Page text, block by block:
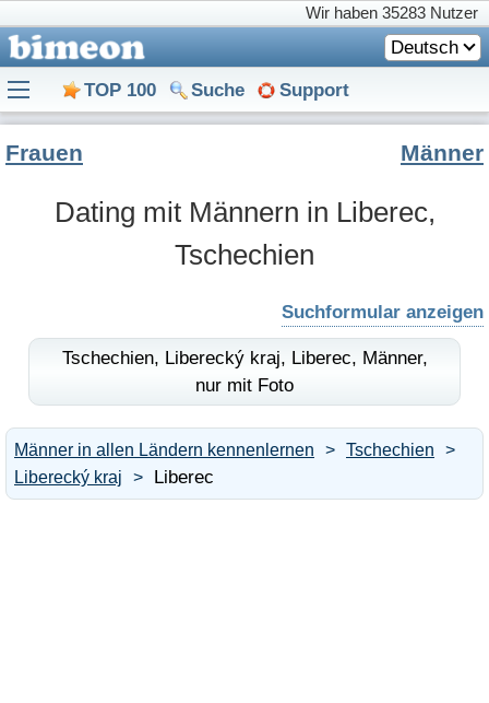
Wir haben 35283 Nutzer
Deutsch
TOP 100 Suche Support
Dating mit Männern in Liberec,
Tschechien
Frauen Männer
Suchformular anzeigen
Tschechien, Liberecký kraj, Liberec, Männer,
nur mit Foto
Männer in allen Ländern kennenlernen
Tschechien
Liberecký kraj
Liberec